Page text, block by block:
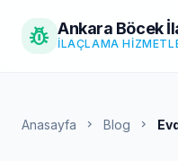
pest_control Ankara Böcek
İLAÇLAMA
Anasayfa chevron_right Blog chevron_right